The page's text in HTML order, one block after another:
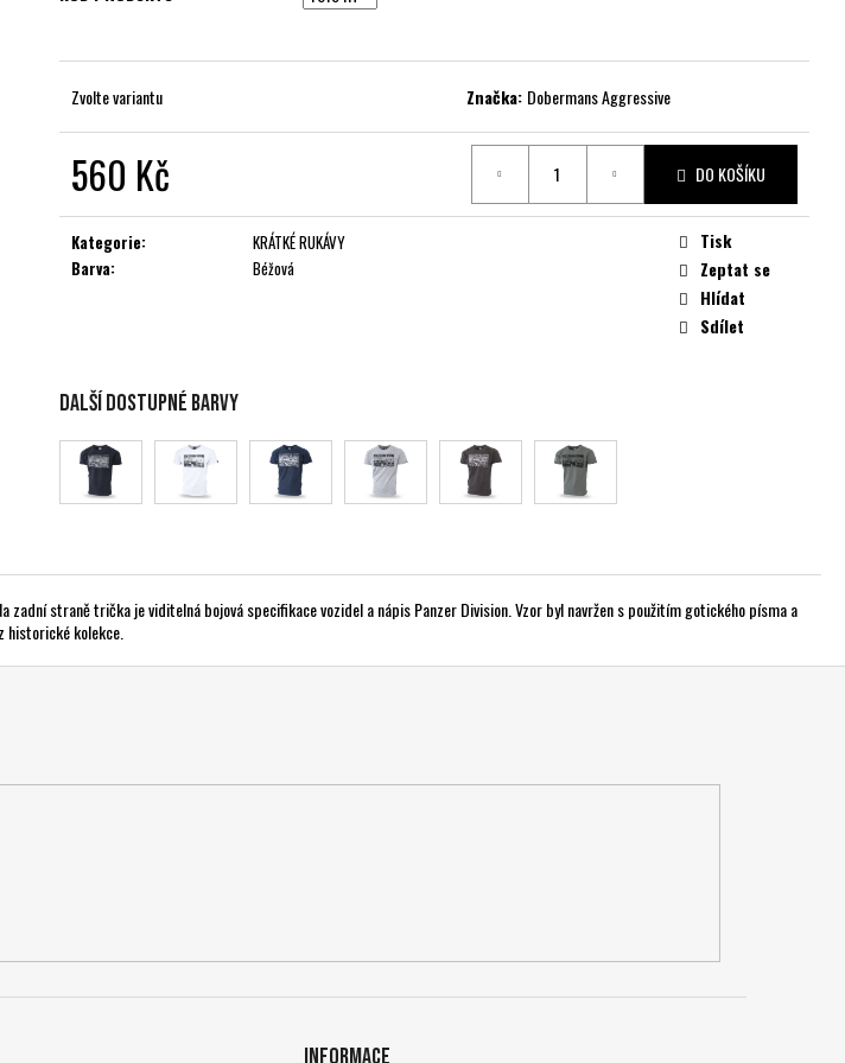
Zvolte variantu Značka: Dobermans Aggressive
560 Kč
cena:
DO KOŠÍKU
Kategorie:
KRÁTKÉ RUKÁVY
Barva: Béžová
Tisk
Zeptat se
Hlídat
Sdílet
Další dostupné barvy
straně trička je viditelná bojová specifikace vozidel a nápis Panzer Division. Vzor byl navržen s použitím gotického písma a
historické kolekce.
Informace